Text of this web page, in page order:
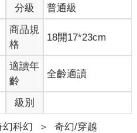
分級 普通級
商品規
格
18開17*23cm
適讀年
齡
全齡適讀
級別
幻科幻 ＞ 奇幻/穿越